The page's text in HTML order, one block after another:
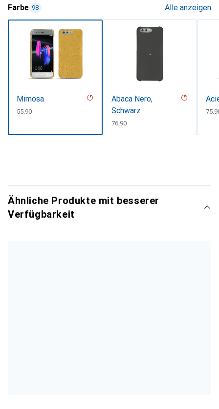
Farbe 98 Alle anzeigen
Mimosa
CHF
55.90
Abaca Nero,
Schwarz
CHF
76.90
CHF
Ähnliche Produkte mit besserer
Verfügbarkeit